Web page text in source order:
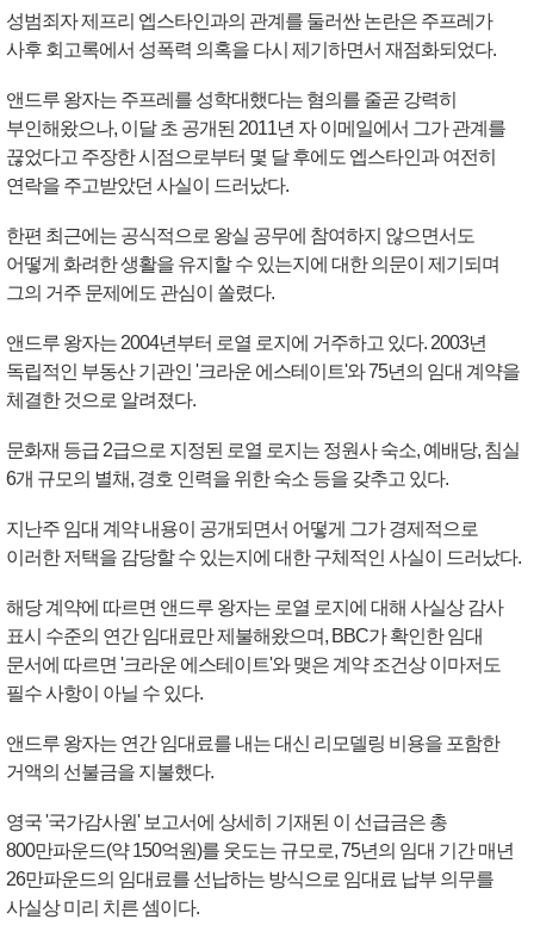
성범죄자 제프리 엡스타인과의 관계를 둘러싼 논란은 주프레가
사후 회고록에서 성폭력 의혹을 다시 제기하면서 재점화되었다.
앤드루 왕자는 주프레를 성학대했다는 혐의를 줄곧 강력히
부인해왔으나, 이달 초 공개된 2011년 자 이메일에서 그가 관계를
끊었다고 주장한 시점으로부터 몇 달 후에도 엡스타인과 여전히
연락을 주고받았던 사실이 드러났다.
한편 최근에는 공식적으로 왕실 공무에 참여하지 않으면서도
어떻게 화려한 생활을 유지할 수 있는지에 대한 의문이 제기되며
그의 거주 문제에도 관심이 쏠렸다.
앤드루 왕자는 2004년부터 로열 로지에 거주하고 있다. 2003년
독립적인 부동산 기관인 '크라운 에스테이트'와 75년의 임대 계약을
체결한 것으로 알려졌다.
문화재 등급 2급으로 지정된 로열 로지는 정원사 숙소, 예배당, 침실
6개 규모의 별채, 경호 인력을 위한 숙소 등을 갖추고 있다.
지난주 임대 계약 내용이 공개되면서 어떻게 그가 경제적으로
이러한 저택을 감당할 수 있는지에 대한 구체적인 사실이 드러났다.
해당 계약에 따르면 앤드루 왕자는 로열 로지에 대해 사실상 감사
표시 수준의 연간 임대료만 제불해왔으며, BBC가 확인한 임대
문서에 따르면 '크라운 에스테이트'와 맺은 계약 조건상 이마저도
필수 사항이 아닐 수 있다.
앤드루 왕자는 연간 임대료를 내는 대신 리모델링 비용을 포함한
거액의 선불금을 지불했다.
영국 '국가감사원' 보고서에 상세히 기재된 이 선급금은 총
800만파운드(약 150억원)를 웃도는 규모로, 75년의 임대 기간 매년
26만파운드의 임대료를 선납하는 방식으로 임대료 납부 의무를
사실상 미리 치른 셈이다.